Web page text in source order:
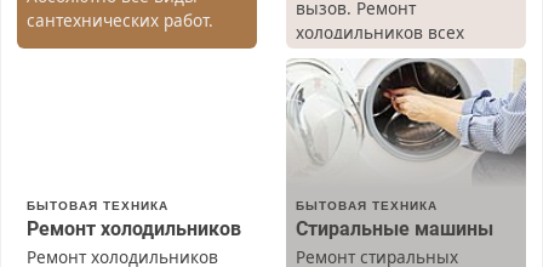
сантехнических работ.
Быстро. Качественно.
вызов. Ремонт
холодильников всех
марок на дому, с
гарантией. Все р-ны.
Срочно. Без выходных.
Пенсионерам – скидки до
40%. Мастер со стажем.
БЫТОВАЯ ТЕХНИКА
Ремонт холодильников
Ремонт холодильников
БЫТОВАЯ ТЕХНИКА
Стиральные машины
Ремонт стиральных